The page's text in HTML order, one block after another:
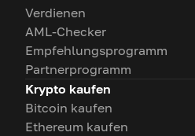
Verdienen
AML-Checker
Empfehlungsprogramm
Partnerprogramm
Krypto kaufen
Bitcoin kaufen
Ethereum kaufen